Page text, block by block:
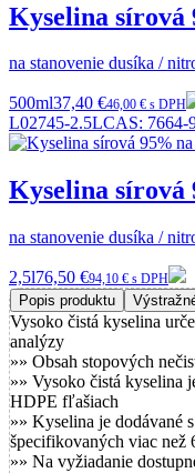
Kyselina sírová
na stanovenie dusíka /
500ml37,40 €46,00 € s DPH
L02745-2.5LCAS: 7664-
Kyselina sírová
na stanovenie dusíka /
2,5l76,50 €94,10 € s DPH
Popis produktu
Vysoko čistá kyselina
analýzy
»» Obsah stopových
»» Vysoko čistá kyselina
HDPE fľašiach
»» Kyselina je dodávané
špecifikovaných viac než
»» Na vyžiadanie